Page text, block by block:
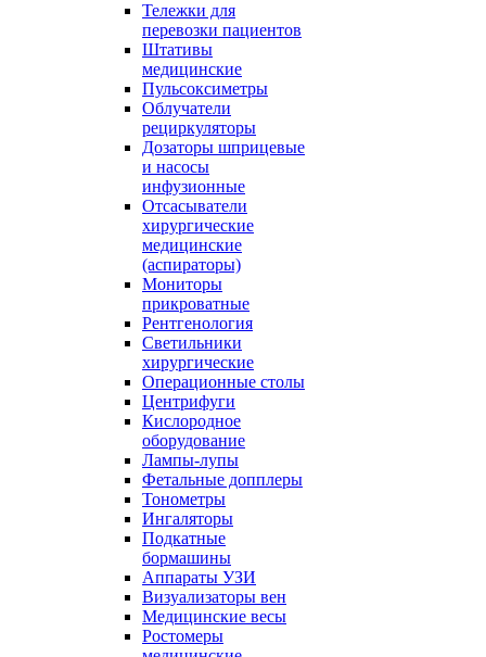
Тележки для
перевозки пациентов
Штативы
медицинские
Пульсоксиметры
Облучатели
рециркуляторы
Дозаторы шприцевые
и насосы
инфузионные
Отсасыватели
хирургические
медицинские
(аспираторы)
Мониторы
прикроватные
Рентгенология
Светильники
хирургические
Операционные столы
Центрифуги
Кислородное
оборудование
Лампы-лупы
Фетальные допплеры
Тонометры
Ингаляторы
Подкатные
бормашины
Аппараты УЗИ
Визуализаторы вен
Медицинские весы
Ростомеры